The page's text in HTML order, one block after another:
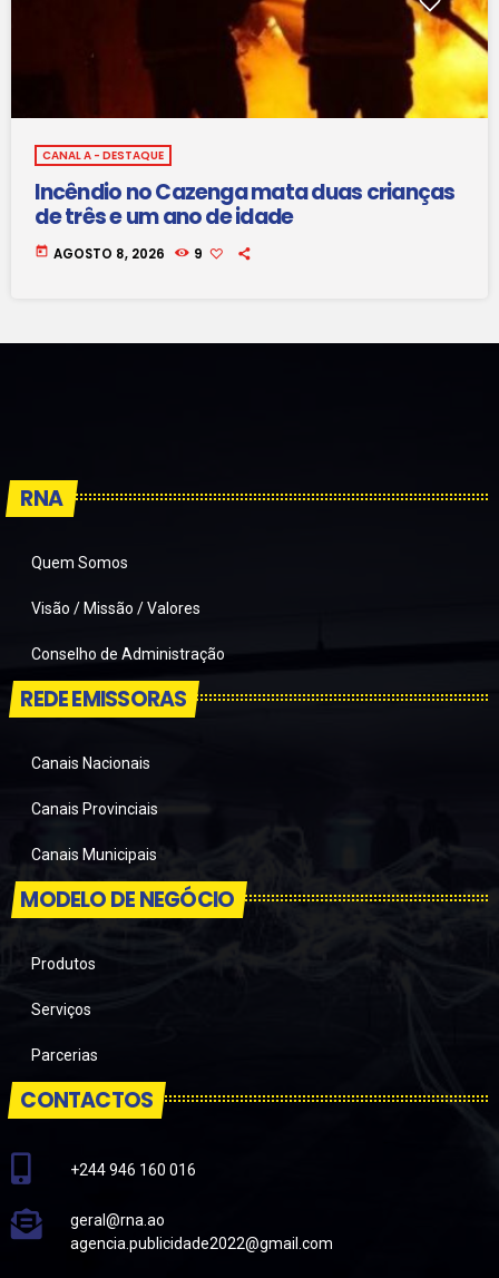
CANAL A - DESTAQUE
Incêndio no Cazenga mata duas crianças
de três e um ano de idade
today AGOSTO 8, 2026 9
RNA
Quem Somos
Visão / Missão / Valores
Conselho de Administração
REDE EMISSORAS
Canais Nacionais
Canais Provinciais
Canais Municipais
MODELO DE NEGÓCIO
Produtos
Serviços
Parcerias
CONTACTOS
+244 946 160 016
geral@rna.ao
agencia.publicidade2022@gmail.com